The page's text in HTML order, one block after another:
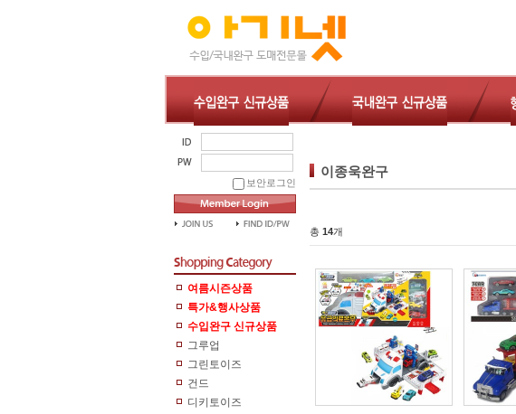
보안로그인
여름시즌상품
특가&행사상품
수입완구 신규상품
그루업
그린토이즈
건드
디키토이즈
이종욱완구
총 14개